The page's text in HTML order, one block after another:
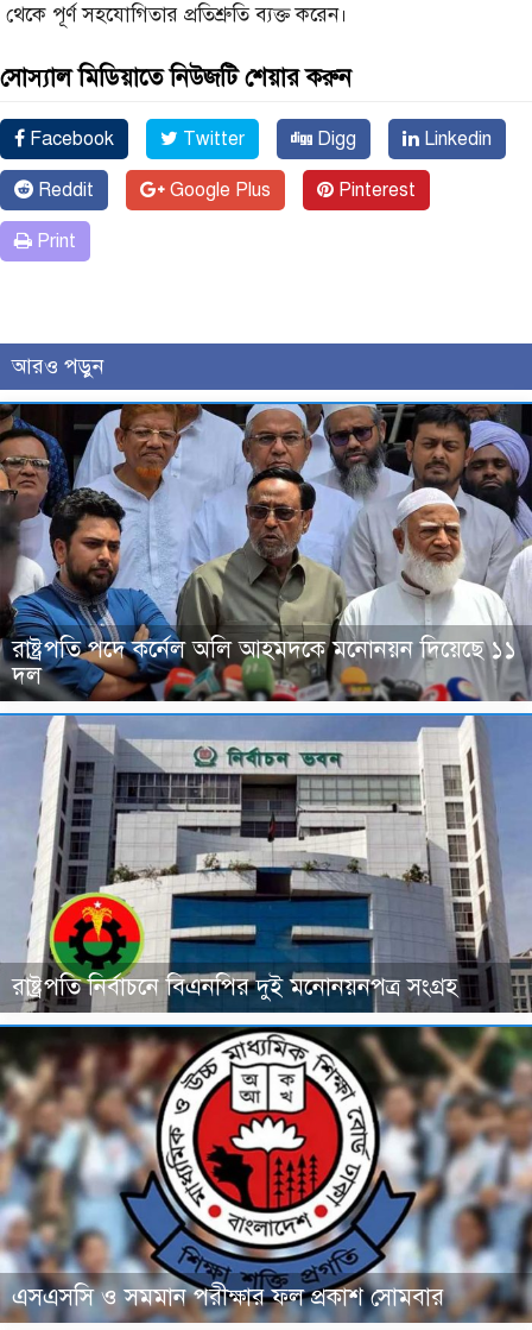
থেকে পূর্ণ সহযোগিতার প্রতিশ্রুতি ব্যক্ত করেন।
সোস্যাল মিডিয়াতে নিউজটি শেয়ার করুন
Facebook Twitter Digg Linkedin
Reddit Google Plus Pinterest
Print
আরও পড়ুন
রাষ্ট্রপতি পদে কর্নেল অলি আহমদকে মনোনয়ন দিয়েছে ১১
দল
রাষ্ট্রপতি নির্বাচনে বিএনপির দুই মনোনয়নপত্র সংগ্রহ
এসএসসি ও সমমান পরীক্ষার ফল প্রকাশ সোমবার